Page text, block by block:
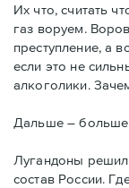
Их что, считать
газ воруем.
преступление, а
если это не
алкоголики.
Дальше –
Лугандоны
состав России.